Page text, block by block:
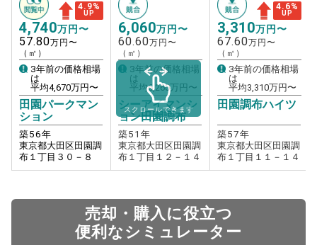
4.9%
UP
4,740万円〜
57.80万円〜
（㎡）
3年前の価格相場
は
平均4,670万円〜
田園パークマン
ション
築56年
東京都大田区田園調
布１丁目３０－８
6,060万円〜
60.60万円〜
（㎡）
3年前の価格相場
は
平均6,260万円〜
シーアイマンシ
ョン田園調布
築51 年
東京都大田区田園調
布１丁目１２－１４
4.6%
UP
3,310万円〜
67.60万円〜
（㎡）
3年前の価格相場
は
平均3,310万円〜
田園調布ハイツ
築57年
東京都大田区田園調
布１丁目１１－１４
スクロールできます
売却・購入に役立つ
便利なシミュレーター